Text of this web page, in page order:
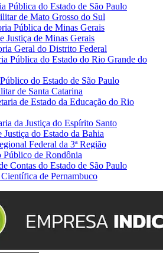
Pública do Estado de São Paulo
de Mato Grosso do Sul
Pública de Minas Gerais
Justiça de Minas Gerais
Geral do Distrito Federal
Pública do Estado do Rio Grande do
do Estado de São Paulo
de Santa Catarina
de Estado da Educação do Rio
da Justiça do Espírito Santo
do Estado da Bahia
Federal da 3ª Região
de Rondônia
Contas do Estado de São Paulo
de Pernambuco